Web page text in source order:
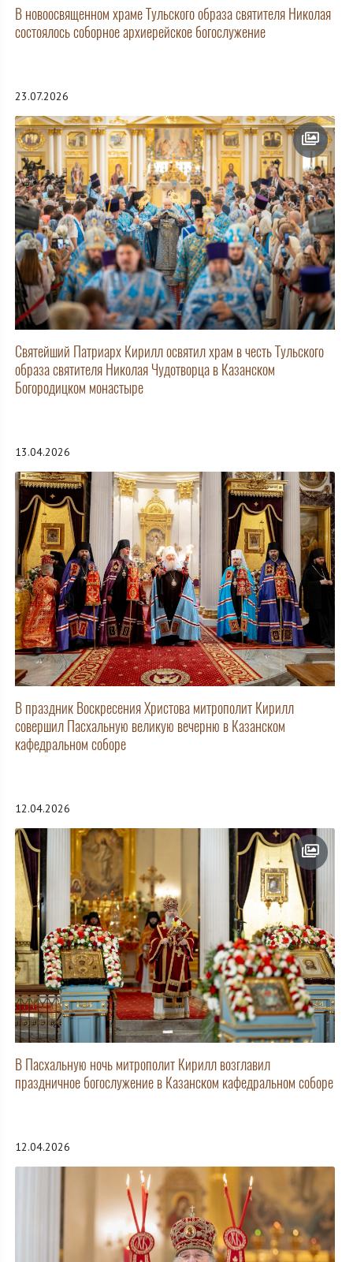
В новоосвященном храме Тульского образа святителя Николая
состоялось соборное архиерейское богослужение
23.07.2026
Святейший Патриарх Кирилл освятил храм в честь Тульского
образа святителя Николая Чудотворца в Казанском
Богородицком монастыре
13.04.2026
В праздник Воскресения Христова митрополит Кирилл
совершил Пасхальную великую вечерню в Казанском
кафедральном соборе
12.04.2026
В Пасхальную ночь митрополит Кирилл возглавил
праздничное богослужение в Казанском кафедральном соборе
12.04.2026